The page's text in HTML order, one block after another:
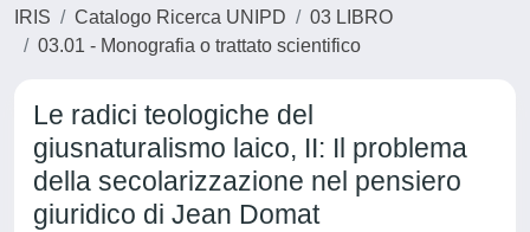
IRIS Catalogo Ricerca UNIPD
03 LIBRO
03.01 - Monografia o trattato scientifico
Le radici teologiche del
giusnaturalismo laico, II: Il problema
della secolarizzazione nel pensiero
giuridico di Jean Domat